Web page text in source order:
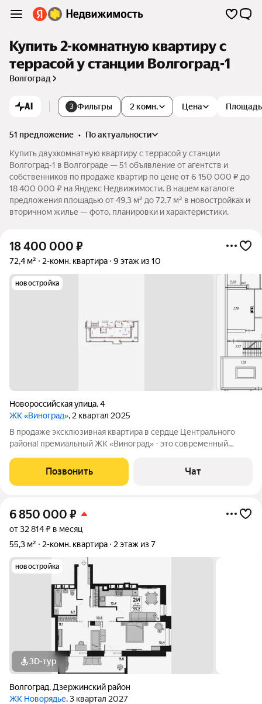
Купить 2-комнатную квартиру с
террасой у станции Волгоград-1
Волгоград
AI 3 Фильтры 2 комн. Цена Площадь
51 предложение •
по актуальности
Купить двухкомнатную квартиру с террасой у станции
Волгоград-1 в Волгограде — 51 объявление от агентств и
собственников по продаже квартир по цене от 6 150 000 ₽ до
18 400 000 ₽ на Яндекс Недвижимости. В нашем каталоге
предложения площадью от 49,3 м² до 72,7 м² в новостройках и
вторичном жилье — фото, планировки и характеристики.
18 400 000 ₽
72,4 м² 2-комн. квартира 9 этаж из 10
новостройка
Новороссийская улица,4
ЖК «Виноград», 2 квартал 2025
В продаже эксклюзивная квартира в сердце Центрального
района! премиальный ЖК «Виноград» - это современный
Дом монолитный, 2025 года постройки. Этo точка притяжeния
дeловой и культурнoй жизни
Позвонить Чат
6 850 000 ₽
от 32 814 ₽ в месяц
55,3 м²
2-комн. квартира 2 этаж из 7
новостройка
3D-тур
Волгоград, Дзержинский район
ЖК Новорядье, 3 квартал 2027